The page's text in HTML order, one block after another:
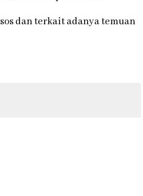
dan terkait adanya temuan